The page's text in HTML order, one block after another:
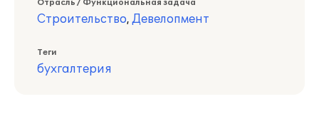
Отрасль / Функциональная задача
Строительство, Девелопмент
Теги
бухгалтерия